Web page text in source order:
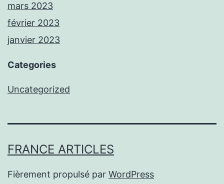
mars 2023
février 2023
janvier 2023
Categories
Uncategorized
FRANCE ARTICLES
Fièrement propulsé par WordPress